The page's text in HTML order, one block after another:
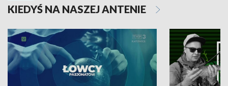
KIEDYŚ NA NASZEJ ANTENIE